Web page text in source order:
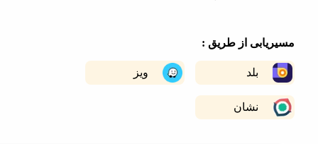
از طریق :
ویز
نشان